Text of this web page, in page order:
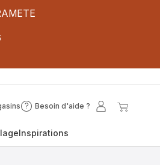
Besoin d'aide ?
Besoin
?
Mon
Inspirations